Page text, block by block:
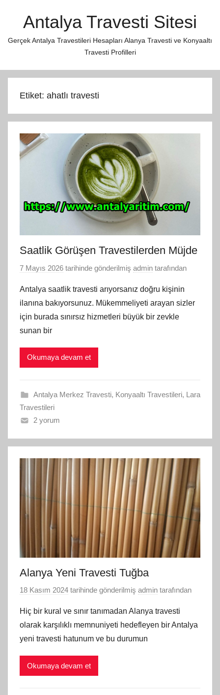
Antalya Travesti Sitesi
Gerçek Antalya Travestileri Hesapları Alanya Travesti ve Konyaaltı
Travesti Profilleri
Etiket: ahatlı travesti
Saatlik Görüşen Travestilerden Müjde
7 Mayıs 2026 tarihinde gönderilmiş admin tarafından
Antalya saatlik travesti arıyorsanız doğru kişinin
ilanına bakıyorsunuz. Mükemmeliyeti arayan sizler
için burada sınırsız hizmetleri büyük bir zevkle
sunan bir
Okumaya devam et
Antalya Merkez Travesti, Konyaaltı Travestileri, Lara
Travestileri
2 yorum
Alanya Yeni Travesti Tuğba
18 Kasım 2024 tarihinde gönderilmiş admin tarafından
Hiç bir kural ve sınır tanımadan Alanya travesti
olarak karşılıklı memnuniyeti hedefleyen bir Antalya
yeni travesti hatunum ve bu durumun
Okumaya devam et